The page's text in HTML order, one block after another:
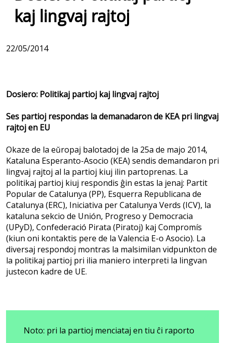
kaj lingvaj rajtoj
22/05/2014
Dosiero: Politikaj partioj kaj lingvaj rajtoj
Ses partioj respondas la demanadaron de KEA pri lingvaj
rajtoj en EU
Okaze de la eŭropaj balotadoj de la 25a de majo 2014,
Kataluna Esperanto-Asocio (KEA) sendis demandaron pri
lingvaj rajtoj al la partioj kiuj ilin partoprenas. La
politikaj partioj kiuj respondis ĝin estas la jenaj: Partit
Popular de Catalunya (PP), Esquerra Republicana de
Catalunya (ERC), Iniciativa per Catalunya Verds (ICV), la
kataluna sekcio de Unión, Progreso y Democracia
(UPyD), Confederació Pirata (Piratoj) kaj Compromís
(kiun oni kontaktis pere de la Valencia E-o Asocio). La
diversaj respondoj montras la malsimilan vidpunkton de
la politikaj partioj pri ilia maniero interpreti la lingvan
justecon kadre de UE.
Noto: pri la partioj menciataj en tiu ĉi raporto